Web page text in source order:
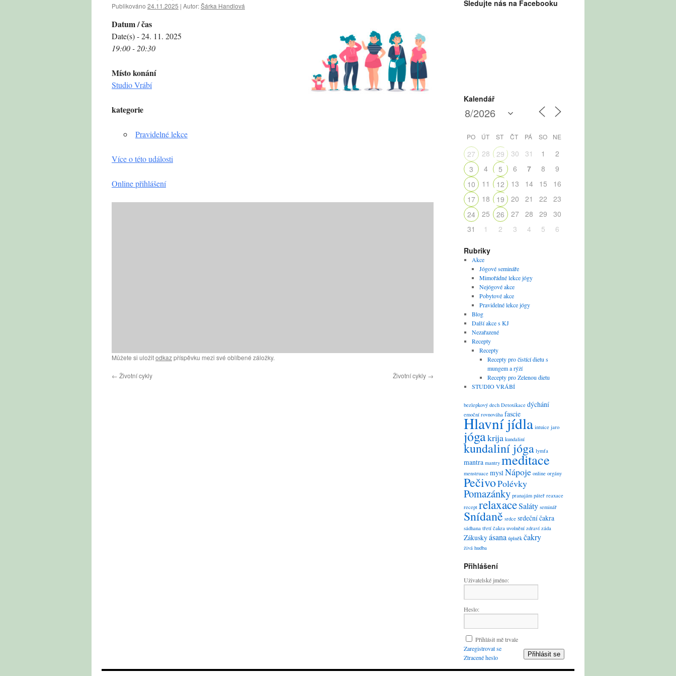
Publikováno 24.11.2025 | Autor:Šárka Handlová
Datum / čas
Date(s) - 24. 11. 2025
19:00 - 20:30
Místo konání
Studio Vrábí
kategorie
Pravidelné lekce
Více o této události
Online přihlášení
Můžete si uložitodkazpříspěvku mezi své oblíbené záložky.
← Životní cykly Životní cykly →
Sledujte nás na Facebooku
Kalendář
PO ÚT ST ČT PÁ SO NE
27 28 29 30 31 1
2
3
4 5 6 7 8
9
10
11 12 13 14 15
16
17
18 19 20 21 22
23
24
25 26 27 28 29
30
31
1 2 3 4 5 6
Rubriky
Akce
Jógové semináře
Mimořádné lekce jógy
Nejógové akce
Pobytové akce
Pravidelné lekce jógy
Blog
Další akce s KJ
Nezařazené
Recepty
Recepty
Recepty pro čistící dietu s
mungem a rýží
Recepty pro Zelenou dietu
STUDIO VRÁBÍ
bezlepkový dech Detoxikace dýchání
emoční rovnováha fascie
Hlavní jídla intuice jaro
jógakrija kundaliní
kundaliní jóga lymfa
mantra mantry meditace
menstruace myslNápoje online orgány
PečivoPolévky
Pomazánky pranajám páteř reaxace
recept relaxaceSaláty seminář
Snídaně srdce srdeční čakra
sádhana třetí čakra uvolnění zdraví záda
Zákuskyásana úplněk čakry
živá hudba
Přihlášení
Uživatelské jméno:
Heslo:
Přihlásit mě trvale
Přihlásit se
Zaregistrovat se
Ztracené heslo